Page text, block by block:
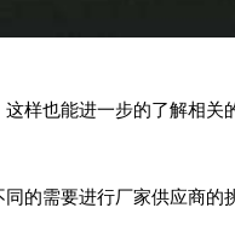
也能进一步的了解相关
需要进行厂家供应商的